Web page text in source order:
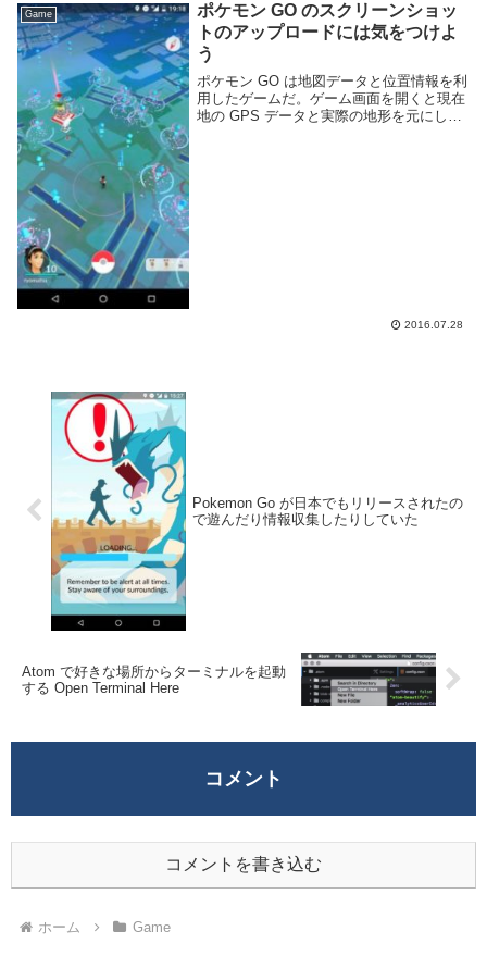
Game
ポケモン GO のスクリーンショッ
トのアップロードには気をつけよ
う
ポケモン GO は地図データと位置情報を利
用したゲームだ。ゲーム画面を開くと現在
地の GPS データと実際の地形を元にした
2016.07.28
Pokemon Go が日本でもリリースされたの
で遊んだり情報収集したりしていた
Atom で好きな場所からターミナルを起動
する Open Terminal Here
コメント
コメントを書き込む
ホーム Game